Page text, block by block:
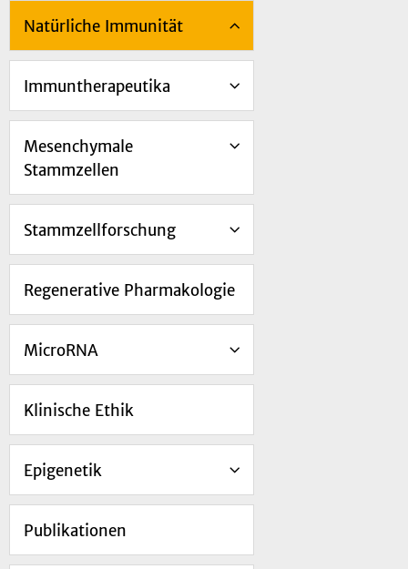
Natürliche Immunität
Immuntherapeutika
Mesenchymale
Stammzellen
Stammzellforschung
Regenerative Pharmakologie
MicroRNA
Klinische Ethik
Epigenetik
Publikationen